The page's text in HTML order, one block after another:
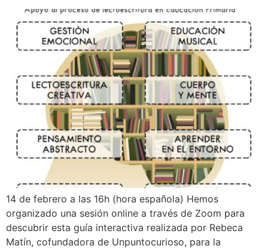
14 de febrero a las 16h (hora española) Hemos
organizado una sesión online a través de Zoom para
descubrir esta guía interactiva realizada por Rebeca
Matín, cofundadora de Unpuntocurioso, para la